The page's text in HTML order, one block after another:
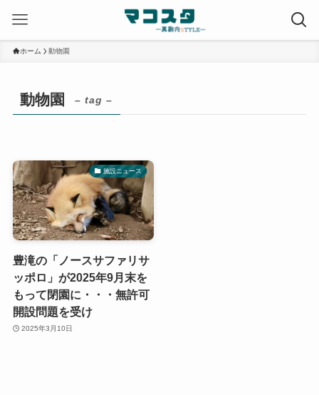
ホーム 動物園
動物園 – tag –
施設ニュース
豊滝の「ノースサファリサ
ッポロ」が2025年9月末を
もって閉園に・・・無許可
開設問題を受け
2025年3月10日